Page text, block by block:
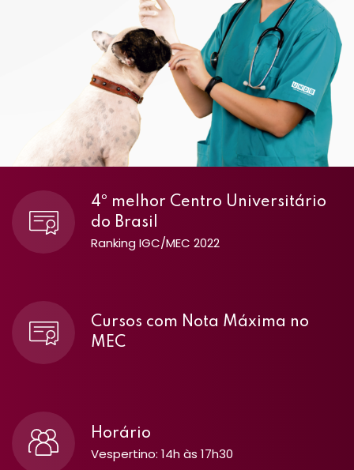
4º melhor Centro Universitário
do Brasil
Ranking IGC/MEC 2022
Cursos com Nota Máxima no
MEC
Horário
Vespertino: 14h às 17h30